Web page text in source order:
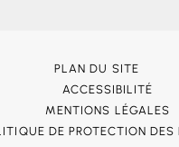
PLAN DU SITE
ACCESSIBILITÉ
MENTIONS LÉGALES
DE PROTECTION DES